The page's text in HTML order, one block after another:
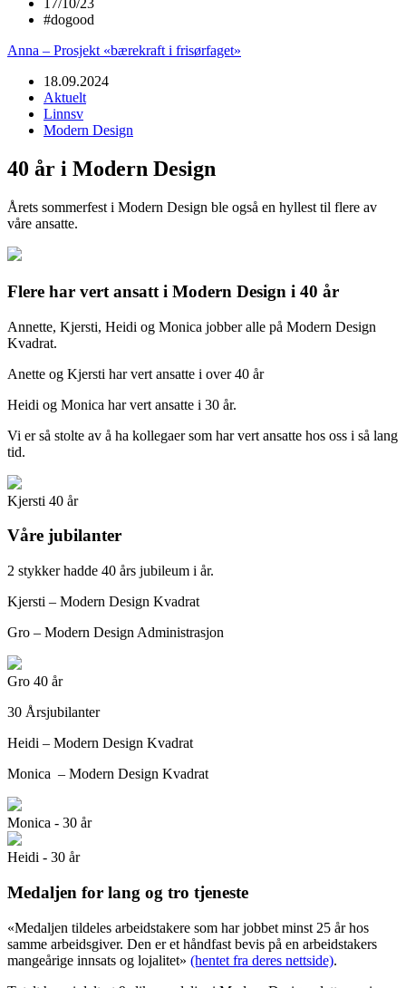
17/10/23
#dogood
Anna – Prosjekt «bærekraft i frisørfaget»
18.09.2024
Aktuelt
Linnsv
Modern Design
40 år i Modern Design
Årets sommerfest i Modern Design ble også en hyllest til flere av
våre ansatte.
Flere har vert ansatt i Modern Design i 40 år
Annette, Kjersti, Heidi og Monica jobber alle på Modern Design
Kvadrat.
Anette og Kjersti har vert ansatte i over 40 år
Heidi og Monica har vert ansatte i 30 år.
Vi er så stolte av å ha kollegaer som har vert ansatte hos oss i så lang
tid.
Kjersti 40 år
Våre jubilanter
2 stykker hadde 40 års jubileum i år.
Kjersti – Modern Design Kvadrat
Gro – Modern Design Administrasjon
Gro 40 år
30 Årsjubilanter
Heidi – Modern Design Kvadrat
Monica – Modern Design Kvadrat
Monica - 30 år
Heidi - 30 år
Medaljen for lang og tro tjeneste
«Medaljen tildeles arbeidstakere som har jobbet minst 25 år hos
samme arbeidsgiver. Den er et håndfast bevis på en arbeidstakers
mangeårige innsats og lojalitet» (hentet fra deres nettside).